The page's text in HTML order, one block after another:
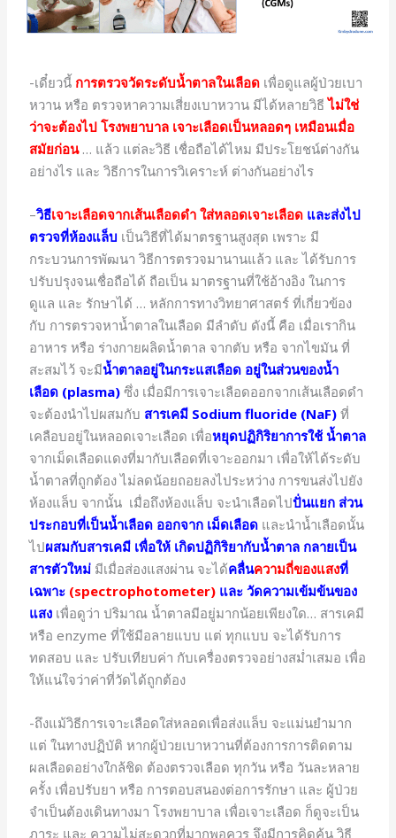
-เดี๋ยวนี้ การตรวจวัดระดับน้ำตาลในเลือด เพื่อดูแลผู้ป่วยเบา
หวาน หรือ ตรวจหาความเสี่ยงเบาหวาน มีได้หลายวิธีไม่ใช่
ว่าจะต้องไป โรงพยาบาล เจาะเลือดเป็นหลอดๆ เหมือนเมื่อ
สมัยก่อน… แล้ว แต่ละวิธี เชื่อถือได้ไหม มีประโยชน์ต่างกัน
อย่างไร และ วิธีการในการวิเคราะห์ ต่างกันอย่างไร
–วิธีเจาะเลือดจากเส้นเลือดดำ ใส่หลอดเจาะเลือด และส่งไป
ตรวจที่ห้องแล็บ เป็นวิธีที่ได้มาตรฐานสูงสุด เพราะ มี
กระบวนการพัฒนา วิธีการตรวจมานานแล้ว และ ได้รับการ
ปรับปรุงจนเชื่อถือได้ ถือเป็น มาตรฐานที่ใช้อ้างอิง ในการ
ดูแล และ รักษาได้ … หลักการทางวิทยาศาสตร์ ที่เกี่ยวข้อง
กับ การตรวจหาน้ำตาลในเลือด มีลำดับ ดังนี้ คือ เมื่อเรากิน
อาหาร หรือ ร่างกายผลิดน้ำตาล จากตับ หรือ จากไขมัน ที่
สะสมไว้ จะมีน้ำตาลอยู่ในกระแสเลือด อยู่ในส่วนของน้ำ
เลือด (plasma) ซึ่ง เมื่อมีการเจาะเลือดออกจากเส้นเลือดดำ
จะต้องนำไปผสมกับ สารเคมี Sodium fluoride (NaF) ที่
เคลือบอยู่ในหลอดเจาะเลือด เพื่อหยุดปฏิกิริยาการใช้ น้ำตาล
จากเม็ดเลือดแดงที่มากับเลือดที่เจาะออกมา เพื่อให้ได้ระดับ
น้ำตาลที่ถูกต้อง ไม่ลดน้อยถอยลงไประหว่าง การขนส่งไปยัง
ห้องแล็บ จากนั้น เมื่อถึงห้องแล็บ จะนำเลือดไปปั่นแยก ส่วน
ประกอบที่เป็นน้ำเลือด ออกจาก เม็ดเลือด และนำน้ำเลือดนั้น
ไปผสมกับสารเคมี เพื่อให้ เกิดปฏิกิริยากับน้ำตาล กลายเป็น
สารตัวใหม่ มีเมื่อส่องแสงผ่าน จะได้คลื่นความถี่ของแสงที่
เฉพาะ (spectrophotometer) และ วัดความเข้มข้นของ
แสง เพื่อดูว่า ปริมาณ น้ำตาลมีอยู่มากน้อยเพียงใด… สารเคมี
หรือ enzyme ที่ใช้มีอลายแบบ แต่ ทุกแบบ จะได้รับการ
ทดสอบ และ ปรับเทียบค่า กับเครื่องตรวจอย่างสม่ำเสมอ เพื่อ
ให้แน่ใจว่าค่าที่วัดได้ถูกต้อง
-ถึงแม้วิธีการเจาะเลือดใส่หลอดเพื่อส่งแล็บ จะแม่นยำมาก
แต่ ในทางปฏิบัติ หากผู้ป่วยเบาหวานที่ต้องการการติดตาม
ผลเลือดอย่างใกล้ชิด ต้องตรวจเลือด ทุกวัน หรือ วันละหลาย
ครั้ง เพื่อปรับยา หรือ การตอบสนองต่อการรักษา และ ผู้ป่วย
จำเป็นต้องเดินทางมา โรงพยาบาล เพื่อเจาะเลือด ก็ดูจะเป็น
ภาระ และ ความไม่สะดวกที่มากพอควร จึงมีการคิดค้น วิธี